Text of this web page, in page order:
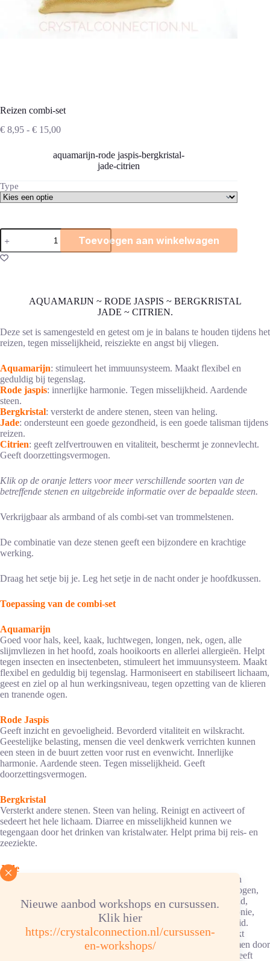
Nieuwe aanbod workshops en cursussen.
Klik hier
https://crystalconnection.nl/cursussen-
en-workshops/
Reizen combi-set
€ 8,95 - € 15,00Prijsklasse:
tot
€ 15,00
aquamarijn-rode jaspis-bergkristal-
jade-citrien
Type
Reizen
combi-
set
aantal
Toevoegen aan winkelwagen
AQUAMARIJN ~ RODE JASPIS ~ BERGKRISTAL
JADE ~ CITRIEN.
Deze set is samengesteld en getest om je in balans te houden tijdens het
reizen, tegen misselijkheid, reisziekte en angst bij vliegen.
Aquamarijn: stimuleert het immuunsysteem. Maakt flexibel en
geduldig bij tegenslag.
Rode jaspis: innerlijke harmonie. Tegen misselijkheid. Aardende
steen.
Bergkristal: versterkt de andere stenen, steen van heling.
Jade: ondersteunt een goede gezondheid, is een goede talisman tijdens
reizen.
Citrien: geeft zelfvertrouwen en vitaliteit, beschermt je zonnevlecht.
Geeft doorzettingsvermogen.
Klik op de oranje letters voor meer verschillende soorten van de
betreffende stenen en uitgebreide informatie over de bepaalde steen.
Verkrijgbaar als armband of als combi-set van trommelstenen.
De combinatie van deze stenen geeft een bijzondere en krachtige
werking.
Draag het setje bij je. Leg het setje in de nacht onder je hoofdkussen.
Toepassing van de combi-set
Aquamarijn
Goed voor hals, keel, kaak, luchtwegen, longen, nek, ogen, alle
slijmvliezen in het hoofd, zoals hooikoorts en allerlei allergieën. Helpt
tegen insecten en insectenbeten, stimuleert het immuunsysteem. Maakt
flexibel en geduldig bij tegenslag. Harmoniseert en stabiliseert lichaam,
geest en ziel op al hun werkingsniveau, tegen opzetting van de klieren
en tranende ogen.
Rode Jaspis
Geeft inzicht en gevoeligheid. Bevorderd vitaliteit en wilskracht.
Geestelijke belasting, mensen die veel denkwerk verrichten kunnen
een steen in de buurt zetten voor rust en evenwicht. Innerlijke
harmonie. Aardende steen. Tegen misselijkheid. Geeft
doorzettingsvermogen.
Bergkristal
Versterkt andere stenen. Steen van heling. Reinigt en activeert of
sedeert het hele lichaam. Diarree en misselijkheid kunnen we
tegengaan door het drinken van kristalwater. Helpt prima bij reis- en
zeeziekte.
Jade
Bij uitstek een goede talisman tijdens reizen. Meer levenslust en
vitaliteit. Bij maagklachten, braken, migraine. Weerstandsvermogen,
tegen infecties, geelzucht. Versterkt het gevoel van gerechtigheid,
vreugde en levenslust. Steen van liefde, innerlijke vrede, harmonie,
evenwichtigheid en tevredenheid. Meer moed en persoonlijkheid.
Tegen angst, plankenkoorts. Voor ontspannen zenuwen, schenkt
heilzame slaap. Onder hoofdkussen: vermindert inslaapproblemen door
stress. Balans en genezende invloed op het totale organisme. Geeft